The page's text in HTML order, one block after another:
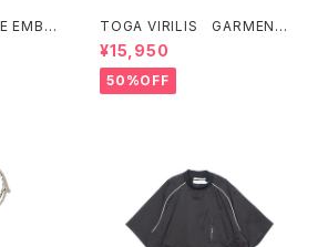
TOGA VIRILIS GARMENT
DYE T-SHIRT (Green、Nav
y)
¥15,950
50%OFF